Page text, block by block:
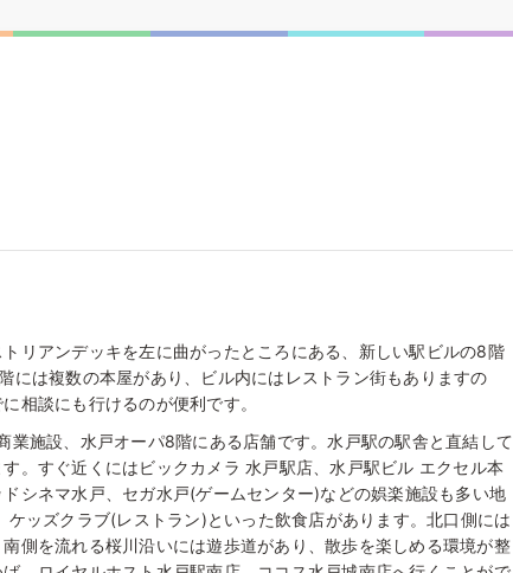
リアンデッキを左に曲がったところにある、新しい駅ビルの8階
には複数の本屋があり、ビル内にはレストラン街もありますの
相談にも行けるのが便利です。
業施設、水戸オーパ8階にある店舗です。水戸駅の駅舎と直結して
。すぐ近くにはビックカメラ 水戸駅店、水戸駅ビル エクセル本
シネマ水戸、セガ水戸(ゲームセンター)などの娯楽施設も多い地
ッズクラブ(レストラン)といった飲食店があります。北口側には
側を流れる桜川沿いには遊歩道があり、散歩を楽しめる環境が整